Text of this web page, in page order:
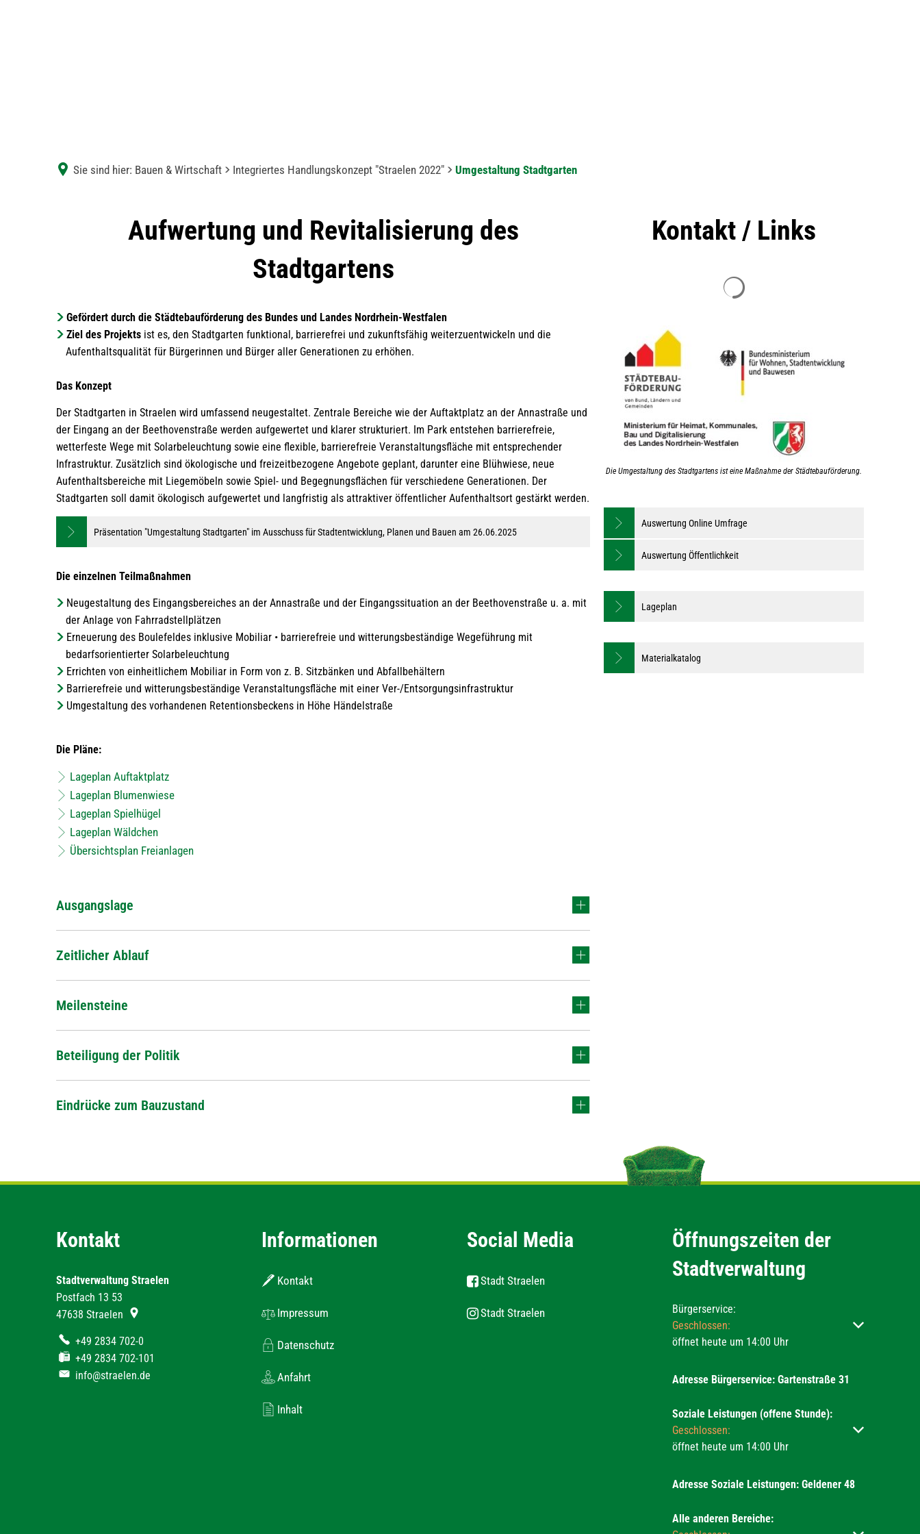
Sie sind hier: Bauen & Wirtschaft Integriertes Handlungskonzept "Straelen 2022" Umgestaltung Stadtgarten
UmgestaltungAufwertung und Revitalisierung des
Stadtgartens
Gefördert durch die Städtebauförderung des Bundes und Landes Nordrhein-Westfalen
Ziel des Projekts ist es, den Stadtgarten funktional, barrierefrei und zukunftsfähig weiterzuentwickeln und die
Aufenthaltsqualität für Bürgerinnen und Bürger aller Generationen zu erhöhen.
Das Konzept
Der Stadtgarten in Straelen wird umfassend neugestaltet. Zentrale Bereiche wie der Auftaktplatz an der Annastraße und
der Eingang an der Beethovenstraße werden aufgewertet und klarer strukturiert. Im Park entstehen barrierefreie,
wetterfeste Wege mit Solarbeleuchtung sowie eine flexible, barrierefreie Veranstaltungsfläche mit entsprechender
Infrastruktur. Zusätzlich sind ökologische und freizeitbezogene Angebote geplant, darunter eine Blühwiese, neue
Aufenthaltsbereiche mit Liegemöbeln sowie Spiel- und Begegnungsflächen für verschiedene Generationen. Der
Stadtgarten soll damit ökologisch aufgewertet und langfristig als attraktiver öffentlicher Aufenthaltsort gestärkt werden.
Präsentation "Umgestaltung Stadtgarten" im Ausschuss für Stadtentwicklung, Planen und Bauen am 26.06.2025
Die einzelnen Teilmaßnahmen
Neugestaltung des Eingangsbereiches an der Annastraße und der Eingangssituation an der Beethovenstraße u. a. mit
der Anlage von Fahrradstellplätzen
Erneuerung des Boulefeldes inklusive Mobiliar • barrierefreie und witterungsbeständige Wegeführung mit
bedarfsorientierter Solarbeleuchtung
Errichten von einheitlichem Mobiliar in Form von z. B. Sitzbänken und Abfallbehältern
Barrierefreie und witterungsbeständige Veranstaltungsfläche mit einer Ver-/Entsorgungsinfrastruktur
Umgestaltung des vorhandenen Retentionsbeckens in Höhe Händelstraße
Die Pläne:
Lageplan Auftaktplatz
Lageplan Blumenwiese
Lageplan Spielhügel
Lageplan Wäldchen
Übersichtsplan Freianlagen
Ausgangslage
Zeitlicher Ablauf
Meilensteine
Beteiligung der Politik
Eindrücke zum Bauzustand
Kontakt / Links
Die Umgestaltung des Stadtgartens ist eine Maßnahme der Städtebauförderung.
Auswertung Online Umfrage
Auswertung Öffentlichkeit
Lageplan
Materialkatalog
Kontakt
Stadtverwaltung Straelen
Postfach 13 53
47638 Straelen
+49 2834 702-0
+49 2834 702-101
info@straelen.de
Informationen
Kontakt
Impressum
Datenschutz
Anfahrt
Inhalt
Social Media
Stadt Straelen
Stadt Straelen
Öffnungszeiten der
Stadtverwaltung
Bürgerservice:
Klicken, um weitere Öffnungs- oder Schließzeiten
Geschlossen:
öffnet heute um 14:00 Uhr
Adresse Bürgerservice: Gartenstraße 31
Soziale Leistungen (offene Stunde):
Klicken, um weitere Öffnungs- oder Schließzeiten
Geschlossen:
öffnet heute um 14:00 Uhr
Adresse Soziale Leistungen: Geldener 48
Alle anderen Bereiche: